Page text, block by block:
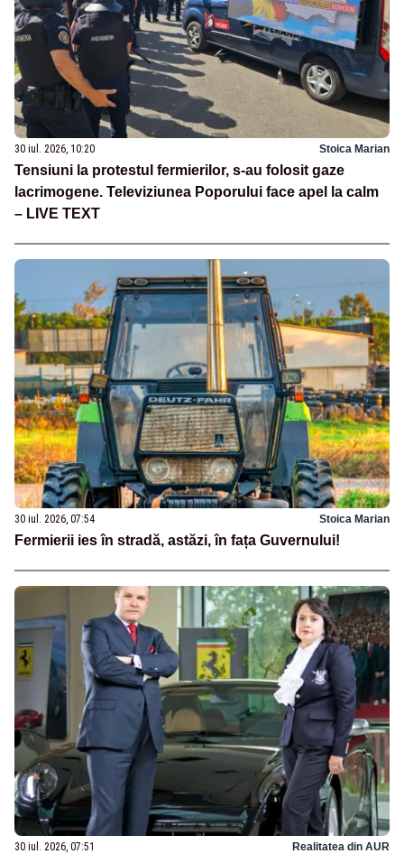
30 iul. 2026, 10:20 Stoica Marian
Tensiuni la protestul fermierilor, s-au folosit gaze
lacrimogene. Televiziunea Poporului face apel la calm
– LIVE TEXT
30 iul. 2026, 07:54 Stoica Marian
Fermierii ies în stradă, astăzi, în fața Guvernului!
30 iul. 2026, 07:51 Realitatea din AUR